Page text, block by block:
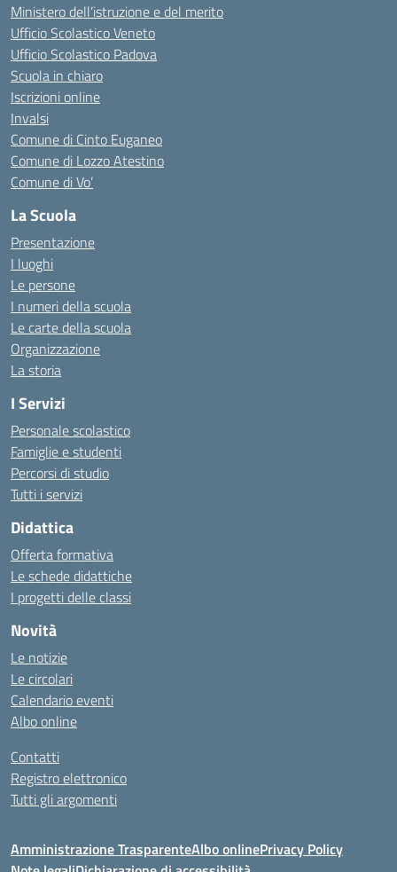
Ministero dell’istruzione e del merito
Ufficio Scolastico Veneto
Ufficio Scolastico Padova
Scuola in chiaro
Iscrizioni online
Invalsi
Comune di Cinto Euganeo
Comune di Lozzo Atestino
Comune di Vo’
La Scuola
Presentazione
I luoghi
Le persone
I numeri della scuola
Le carte della scuola
Organizzazione
La storia
I Servizi
Personale scolastico
Famiglie e studenti
Percorsi di studio
Tutti i servizi
Didattica
Offerta formativa
Le schede didattiche
I progetti delle classi
Novità
Le notizie
Le circolari
Calendario eventi
Albo online
Contatti
Registro elettronico
Tutti gli argomenti
Amministrazione TrasparenteAlbo onlinePrivacy Policy